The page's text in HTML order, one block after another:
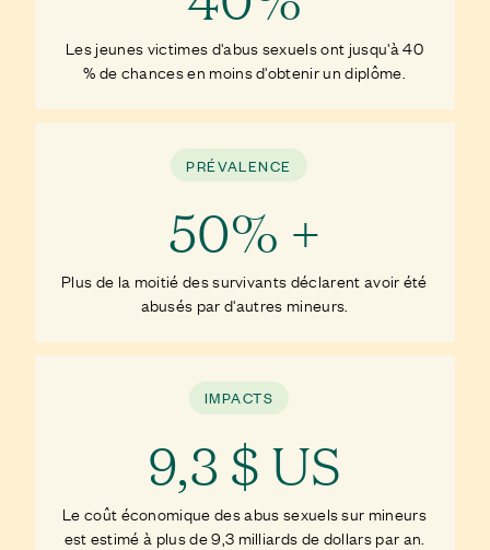
Les jeunes victimes d'abus sexuels ont jusqu'à 40
% de chances en moins d'obtenir un diplôme.
PRÉVALENCE
50% +
Plus de la moitié des survivants déclarent avoir été
abusés par d'autres mineurs.
IMPACTS
9,3 $ US
Le coût économique des abus sexuels sur mineurs
est estimé à plus de 9,3 milliards de dollars par an.